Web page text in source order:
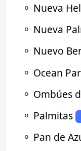
⚬ Nueva
⚬ Nueva
⚬ Nuevo
⚬ Ocean
⚬ Ombúes
⚬ Palmitas
⚬ Pan de